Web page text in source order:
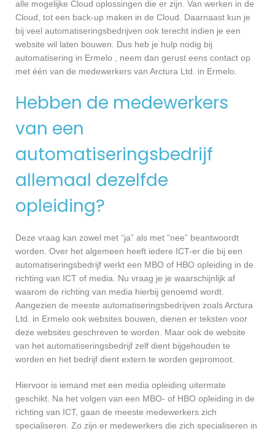
alle mogelijke Cloud oplossingen die er zijn. Van werken in de
Cloud, tot een back-up maken in de Cloud. Daarnaast kun je
bij veel automatiseringsbedrijven ook terecht indien je een
website wil laten bouwen. Dus heb je hulp nodig bij
automatisering in Ermelo , neem dan gerust eens contact op
met één van de medewerkers van Arctura Ltd. in Ermelo.
Hebben de medewerkers
van een
automatiseringsbedrijf
allemaal dezelfde
opleiding?
Deze vraag kan zowel met “ja” als met “nee” beantwoordt
worden. Over het algemeen heeft iedere ICT-er die bij een
automatiseringsbedrijf werkt een MBO of HBO opleiding in de
richting van ICT of media. Nu vraag je je waarschijnlijk af
waarom de richting van media hierbij genoemd wordt.
Aangezien de meeste automatiseringsbedrijven zoals Arctura
Ltd. in Ermelo ook websites bouwen, dienen er teksten voor
deze websites geschreven te worden. Maar ook de website
van het automatiseringsbedrijf zelf dient bijgehouden te
worden en het bedrijf dient extern te worden gepromoot.
Hiervoor is iemand met een media opleiding uitermate
geschikt. Na het volgen van een MBO- of HBO opleiding in de
richting van ICT, gaan de meeste medewerkers zich
specialiseren. Zo zijn er medewerkers die zich specialiseren in